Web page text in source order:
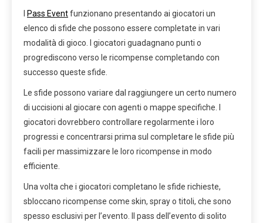
Pass Eventfunzionano presentando ai giocatori un
elenco di sfide che possono essere completate in vari
modalità di gioco. I giocatori guadagnano punti o
progrediscono verso le ricompense completando con
successo queste sfide.
Le sfide possono variare dal raggiungere un certo numero
di uccisioni al giocare con agenti o mappe specifiche. I
giocatori dovrebbero controllare regolarmente i loro
progressi e concentrarsi prima sul completare le sfide più
facili per massimizzare le loro ricompense in modo
efficiente.
Una volta che i giocatori completano le sfide richieste,
sbloccano ricompense come skin, spray o titoli, che sono
spesso esclusivi per l’evento. Il pass dell’evento di solito